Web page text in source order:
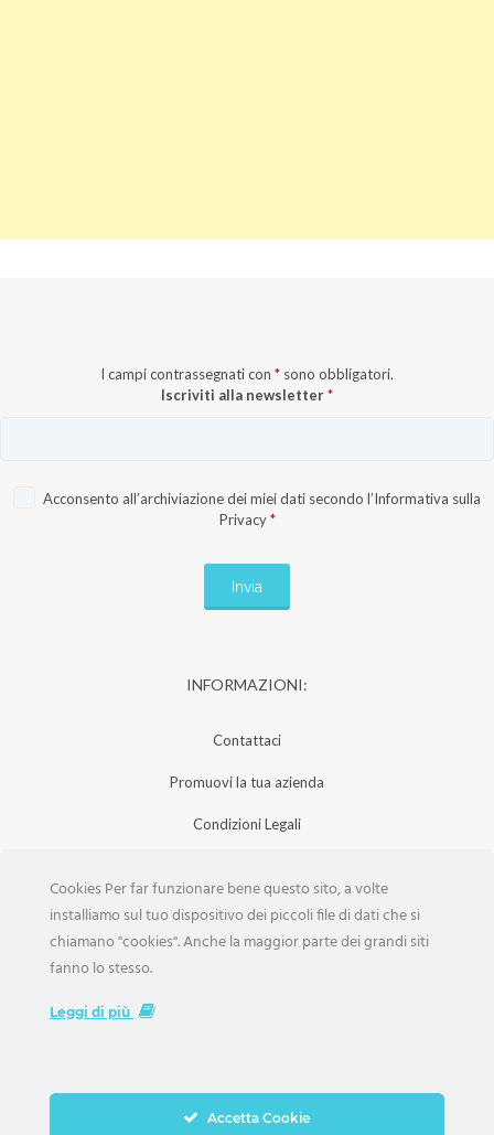
I campi contrassegnati con * sono obbligatori.
Iscriviti alla newsletter*
Acconsento all’archiviazione dei miei dati secondo l’Informativa sulla
Privacy *
INFORMAZIONI:
Contattaci
Promuovi la tua azienda
Condizioni Legali
Iscrizione Aziende
Scarica la Rivista
Cookies Per far funzionare bene questo sito, a volte
installiamo sul tuo dispositivo dei piccoli file di dati che si
chiamano "cookies". Anche la maggior parte dei grandi siti
fanno lo stesso.
Leggi di più
Accetta Cookie